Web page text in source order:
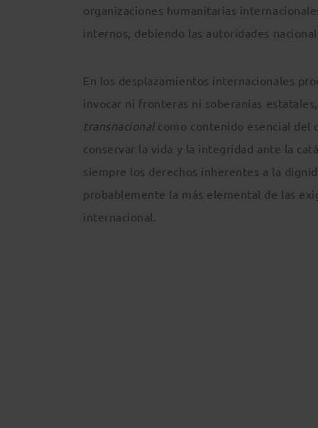
organizaciones humanitarias
internos, debiendo las autoridades
En los desplazamientos internacionales
invocar ni fronteras ni soberanías
transnacionalcomo contenido esencial del
conservar la vida y la integridad ante la
siempre los derechos inherentes a la
probablemente la más elemental de las
internacional.